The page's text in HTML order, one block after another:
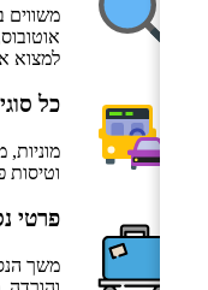
משווים
למצוא
כל
מוניות,
וטיסות
פרטי
משך